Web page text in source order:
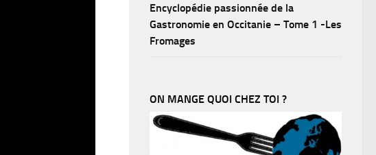
Encyclopédie passionnée de la
Gastronomie en Occitanie – Tome 1 -Les
Fromages
ON MANGE QUOI CHEZ TOI ?